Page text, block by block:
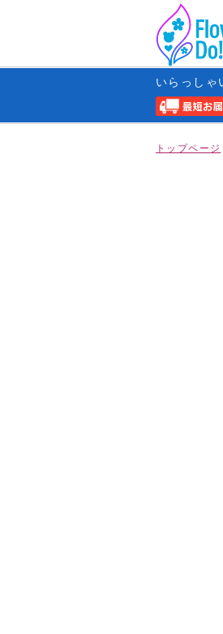
いらっしゃ
トップページ